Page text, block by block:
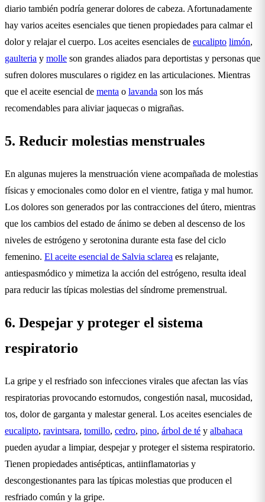
diario también podría generar dolores de cabeza. Afortunadamente
hay varios aceites esenciales que tienen propiedades para calmar el
dolor y relajar el cuerpo. Los aceites esenciales de eucalipto limón,
gaulteria y molle son grandes aliados para deportistas y personas que
sufren dolores musculares o rigidez en las articulaciones. Mientras
que el aceite esencial de menta o lavanda son los más
recomendables para aliviar jaquecas o migrañas.
5. Reducir molestias menstruales
En algunas mujeres la menstruación viene acompañada de molestias
físicas y emocionales como dolor en el vientre, fatiga y mal humor.
Los dolores son generados por las contracciones del útero, mientras
que los cambios del estado de ánimo se deben al descenso de los
niveles de estrógeno y serotonina durante esta fase del ciclo
femenino. El aceite esencial de Salvia sclarea es relajante,
antiespasmódico y mimetiza la acción del estrógeno, resulta ideal
para reducir las típicas molestias del síndrome premenstrual.
6. Despejar y proteger el sistema
respiratorio
La gripe y el resfriado son infecciones virales que afectan las vías
respiratorias provocando estornudos, congestión nasal, mucosidad,
tos, dolor de garganta y malestar general. Los aceites esenciales de
eucalipto, ravintsara, tomillo, cedro, pino, árbol de té y albahaca
pueden ayudar a limpiar, despejar y proteger el sistema respiratorio.
Tienen propiedades antisépticas, antiinflamatorias y
descongestionantes para las típicas molestias que producen el
resfriado común y la gripe.